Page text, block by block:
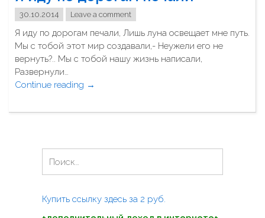
б
р
ь
2
0
5
г
30.10.2014 Leave a comment
Я иду по дорогам печали, Лишь луна освещает мне путь.
Мы с тобой этот мир создавали,- Неужели его не
вернуть?.. Мы с тобой нашу жизнь написали,
Развернули…
Continue reading "
и
п
д
р
о
→
т
Купить ссылку здесь за 2 руб.